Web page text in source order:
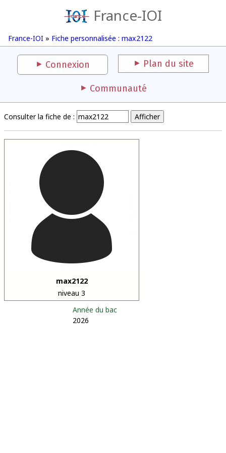
France-IOI
France-IOI » Fiche personnalisée : max2122
Connexion Plan du site
Communauté
Consulter la fiche de :
max2122
niveau 3
Année du bac
2026